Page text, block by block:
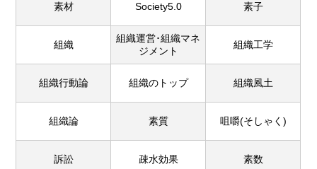
素材 Society5.0 素子
組織
組織運営･組織マネ
ジメント
組織工学
組織行動論 組織のトップ 組織風土
組織論 素質 咀嚼(そしゃく)
訴訟 疎水効果 素数